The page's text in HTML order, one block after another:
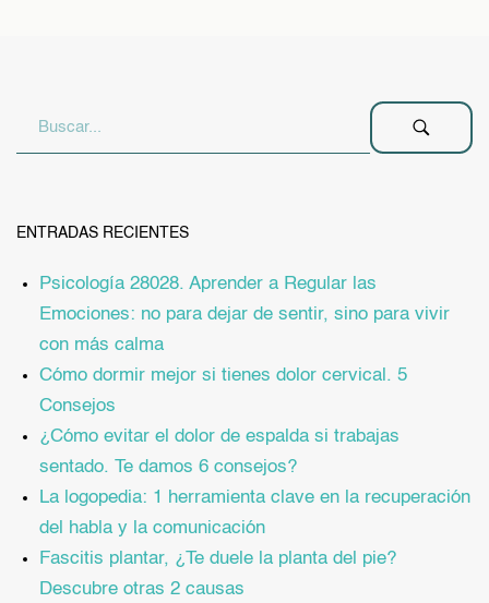
ENTRADAS RECIENTES
Psicología 28028. Aprender a Regular las
Emociones: no para dejar de sentir, sino para vivir
con más calma
Cómo dormir mejor si tienes dolor cervical. 5
Consejos
¿Cómo evitar el dolor de espalda si trabajas
sentado. Te damos 6 consejos?
La logopedia: 1 herramienta clave en la recuperación
del habla y la comunicación
Fascitis plantar, ¿Te duele la planta del pie?
Descubre otras 2 causas